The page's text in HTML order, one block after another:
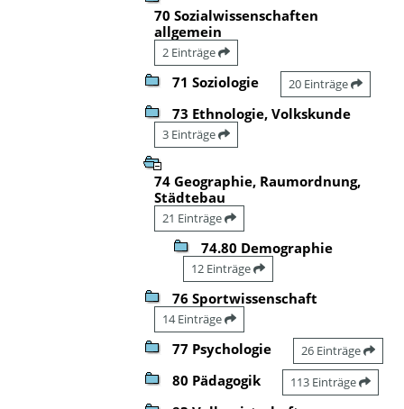
70 Sozialwissenschaften
allgemein
2 Einträge
71 Soziologie 20 Einträge
73 Ethnologie, Volkskunde
3 Einträge
74 Geographie, Raumordnung,
Städtebau
21 Einträge
74.80 Demographie
12 Einträge
76 Sportwissenschaft
14 Einträge
77 Psychologie 26 Einträge
80 Pädagogik 113 Einträge